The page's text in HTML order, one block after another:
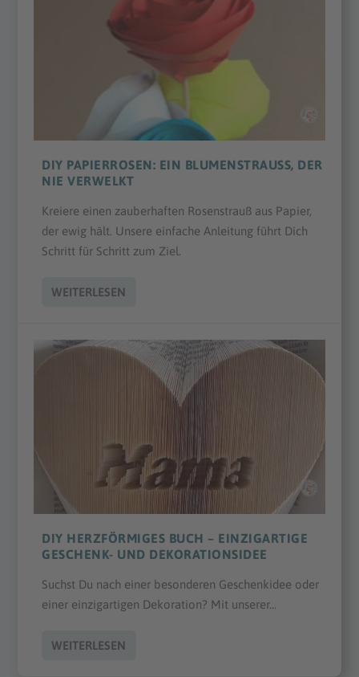
DIY PAPIERROSEN: EIN BLUMENSTRAUSS, DER N
IE VERWELKT
Kreiere einen zauberhaften Rosenstrauß aus Papier,
der ewig hält. Unsere einfache Anleitung führt Dich
Schritt für Schritt zum Ziel.
WEITERLESEN
DIY HERZFÖRMIGES BUCH – EINZIGARTIGE
GESCHENK- UND DEKORATIONSIDEE
Suchst Du nach einer besonderen Geschenkidee oder
einer einzigartigen Dekoration? Mit unserer...
WEITERLESEN